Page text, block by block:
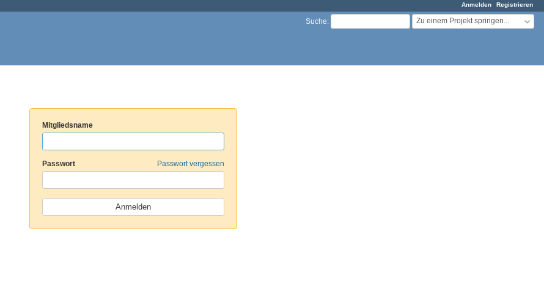
Anmelden Registrieren
Suche: Zu einem Projekt springen...
Mitgliedsname
Passwort Passwort vergessen